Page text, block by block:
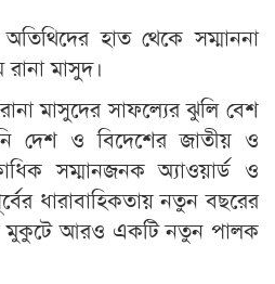
হাত থেকে সম্মাননা
মাসুদ।
মাসুদের সাফল্যের ঝুলি বেশ
দেশ ও বিদেশের জাতীয় ও
সম্মানজনক অ্যাওয়ার্ড ও
ধারাবাহিকতায় নতুন বছরের
মুকুটে আরও একটি নতুন পালক